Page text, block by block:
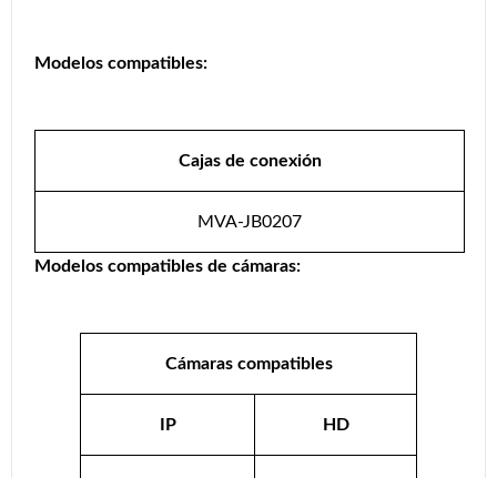
Modelos compatibles:
Cajas de conexión
MVA-JB0207
Modelos compatibles de cámaras:
Cámaras compatibles
IP HD